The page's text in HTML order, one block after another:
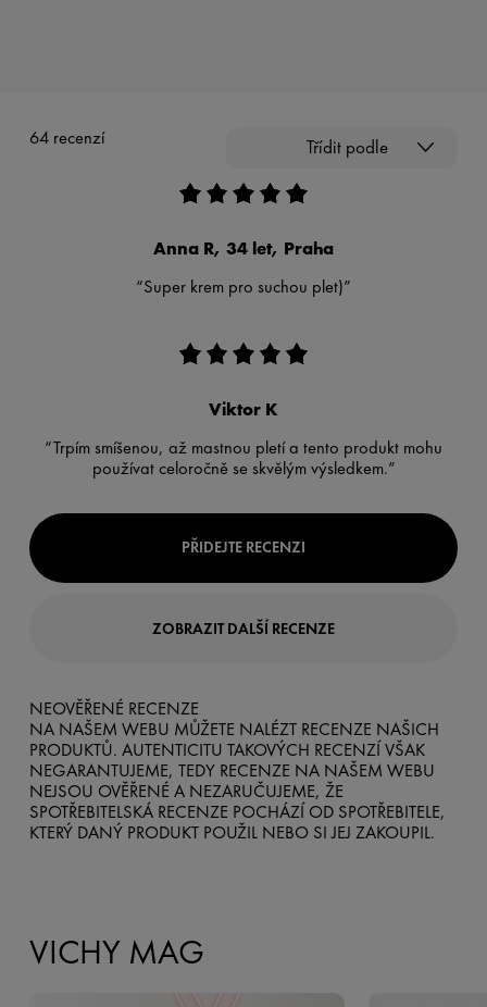
64 recenzí Třídit podle
Anna R, 34 let, Praha
“Super krem pro suchou plet)”
Viktor K
“Trpím smíšenou, až mastnou pletí a tento produkt mohu
používat celoročně se skvělým výsledkem.”
PŘIDEJTE RECENZI
ZOBRAZIT DALŠÍ RECENZE
NEOVĚŘENÉ RECENZE
NA NAŠEM WEBU MŮŽETE NALÉZT RECENZE NAŠICH
PRODUKTŮ. AUTENTICITU TAKOVÝCH RECENZÍ VŠAK
NEGARANTUJEME, TEDY RECENZE NA NAŠEM WEBU
NEJSOU OVĚŘENÉ A NEZARUČUJEME, ŽE
SPOTŘEBITELSKÁ RECENZE POCHÁZÍ OD SPOTŘEBITELE,
KTERÝ DANÝ PRODUKT POUŽIL NEBO SI JEJ ZAKOUPIL.
VICHY MAG